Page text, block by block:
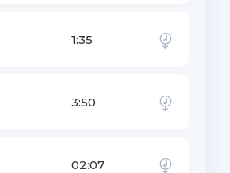
1:35
3:50
02:07